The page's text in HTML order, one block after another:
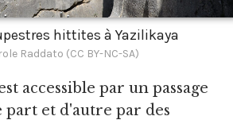
hittites à Yazilikaya
Raddato (CC BY-NC-SA)
accessible par un passage
et d'autre par des